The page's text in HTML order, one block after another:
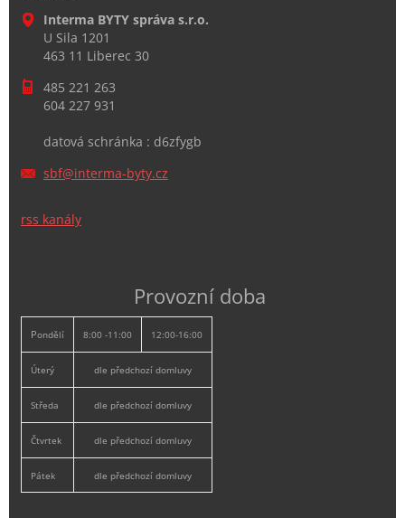
Interma BYTY správa s.r.o.
U Sila 1201
463 11 Liberec 30
485 221 263
604 227 931
datová schránka : d6zfygb
sbf@interma-byty.cz
rss kanály
Provozní doba
Pondělí 8:00 -11:00 12:00-16:00
Úterý dle předchozí domluvy
Středa dle předchozí domluvy
Čtvrtek dle předchozí domluvy
Pátek dle předchozí domluvy